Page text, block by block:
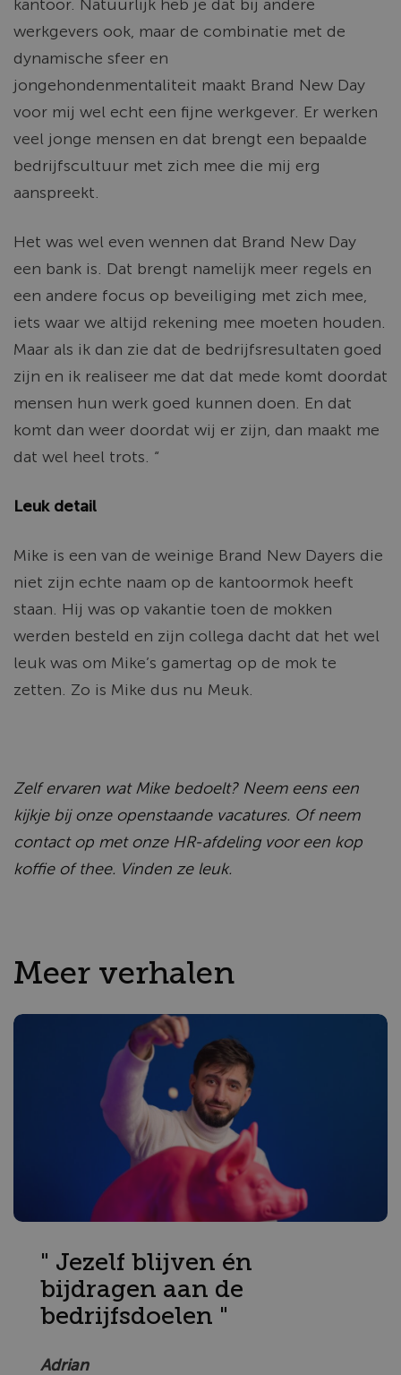
kantoor. Natuurlijk heb je dat bij andere
werkgevers ook, maar de combinatie met de
dynamische sfeer en
jongehondenmentaliteit maakt Brand New Day
voor mij wel echt een fijne werkgever. Er werken
veel jonge mensen en dat brengt een bepaalde
bedrijfscultuur met zich mee die mij erg
aanspreekt.
Het was wel even wennen dat Brand New Day
een bank is. Dat brengt namelijk meer regels en
een andere focus op beveiliging met zich mee,
iets waar we altijd rekening mee moeten houden.
Maar als ik dan zie dat de bedrijfsresultaten goed
zijn en ik realiseer me dat dat mede komt doordat
mensen hun werk goed kunnen doen. En dat
komt dan weer doordat wij er zijn, dan maakt me
dat wel heel trots. “
Leuk detail
Mike is een van de weinige Brand New Dayers die
niet zijn echte naam op de kantoormok heeft
staan. Hij was op vakantie toen de mokken
werden besteld en zijn collega dacht dat het wel
leuk was om Mike’s gamertag op de mok te
zetten. Zo is Mike dus nu Meuk.
Zelf ervaren watMike bedoelt? Neem eens een
kijkje bij onze openstaande vacatures. Of neem
contact op met onze HR-afdeling voor een kop
koffie of thee. Vinden ze leuk.
Meer verhalen
" Jezelf blijven én
bijdragen aan de
bedrijfsdoelen "
Adrian